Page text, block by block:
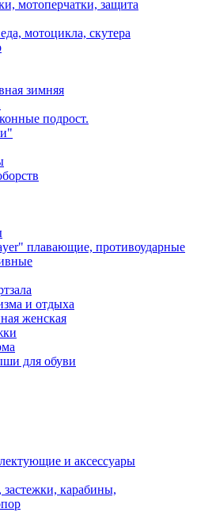
мотоперчатки, защита
мотоцикла, скутера
зимняя
подрост.
плавающие, противоударные
и отдыха
женская
для обуви
и аксессуары
карабины,